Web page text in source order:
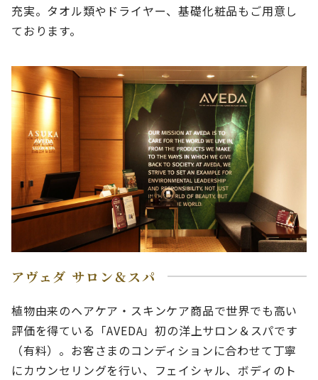
充実。タオル類やドライヤー、基礎化粧品もご用意し
ております。
アヴェダ サロン＆スパ
植物由来のヘアケア・スキンケア商品で世界でも高い
評価を得ている「AVEDA」初の洋上サロン＆スパです
（有料）。お客さまのコンディションに合わせて丁寧
にカウンセリングを行い、フェイシャル、ボディのト